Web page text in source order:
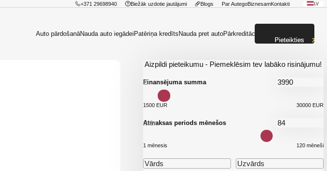
+371 29698940 Biežāk uzdotie jautājumi Blogs Par AutegoBiznesamKontakti LV
Auto pārdošanāNauda auto iegādeiPatēriņa kredītsNauda pret autoPārkreditācija
Aizpildi pieteikumu - Piemeklēsim tev labāko risinājumu!
Finansējuma summa
€
1500 EUR 30000 EUR
Atmaksas periods mēnešos
mēn.
1 mēnesis 120 mēneši